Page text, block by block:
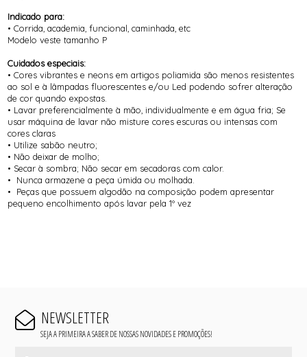
Indicado para:
• Corrida, academia, funcional, caminhada, etc
Modelo veste tamanho P
Cuidados especiais:
• Cores vibrantes e neons em artigos poliamida são menos resistentes
ao sol e à lâmpadas fluorescentes e/ou Led podendo sofrer alteração
de cor quando expostas.
• Lavar preferencialmente à mão, individualmente e em água fria; Se
usar máquina de lavar não misture cores escuras ou intensas com
cores claras
• Utilize sabão neutro;
• Não deixar de molho;
• Secar à sombra; Não secar em secadoras com calor.
• Nunca armazene a peça úmida ou molhada.
• Peças que possuem algodão na composição podem apresentar
pequeno encolhimento após lavar pela 1º vez
NEWSLETTER
SEJA A PRIMEIRA A SABER DE NOSSAS NOVIDADES E PROMOÇÕES!